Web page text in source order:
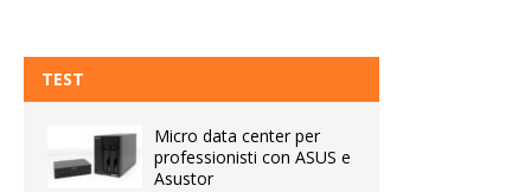
TEST
Micro data center per
professionisti con ASUS e
Asustor